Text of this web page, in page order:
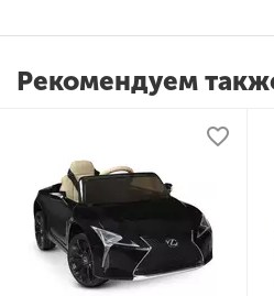
Рекомендуем